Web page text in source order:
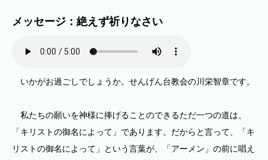
メッセージ：絶えず祈りなさい
いかがお過ごしでしょうか。せんげん台教会の川栄智章です。
私たちの願いを神様に捧げることのできるただ一つの道は、
「キリストの御名によって」であります。だからと言って、「キ
リストの御名によって」という言葉が、「アーメン」の前に唱え